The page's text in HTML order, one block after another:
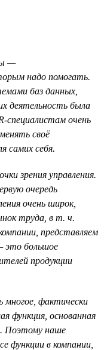
—
надо помогать.
баз данных,
деятельность была
специалистам очень
своё
самих себя.
зрения управления.
очередь
очень широк,
труда, в т. ч.
представляем
это большое
продукции
многое, фактически
функция, основанная
Поэтому наше
функции в компании,